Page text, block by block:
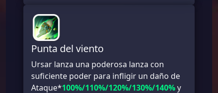
Punta del viento
Ursar lanza una poderosa lanza con
suficiente poder para infligir un daño de
Ataque*100%/110%/120%/130%/140%y